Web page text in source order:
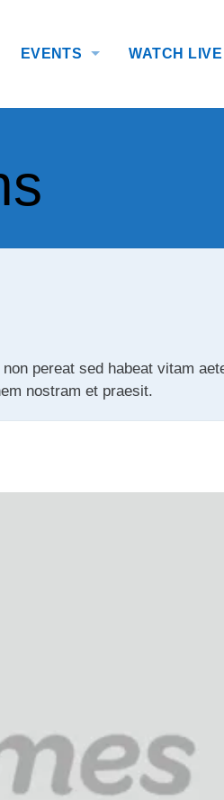
EVENTS WATCH LIVE
pereat sed habeat vitam
nostram et praesit.